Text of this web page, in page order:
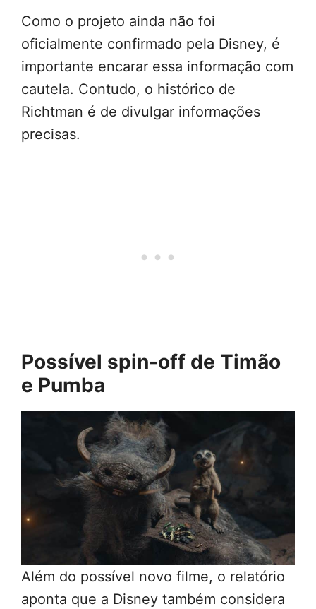
Como o projeto ainda não foi
oficialmente confirmado pela Disney, é
importante encarar essa informação com
cautela. Contudo, o histórico de
Richtman é de divulgar informações
precisas.
Possível spin-off de Timão
e Pumba
Além do possível novo filme, o relatório
aponta que a Disney também considera